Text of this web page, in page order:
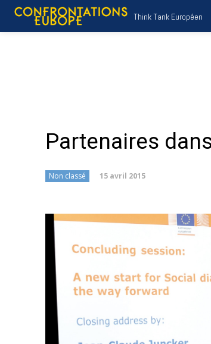
Think Tank Européen
Partenaires
Non classé 15 avril 2015